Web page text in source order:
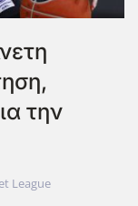
την
League